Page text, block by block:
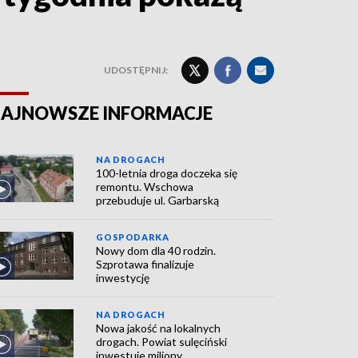
UDOSTĘPNIJ:
INFORMACJE
NA DROGACH
100-letnia droga doczeka się
remontu. Wschowa
przebuduje ul. Garbarską
GOSPODARKA
Nowy dom dla 40 rodzin.
Szprotawa finalizuje
inwestycję
NA DROGACH
Nowa jakość na lokalnych
drogach. Powiat sulęciński
inwestuje miliony